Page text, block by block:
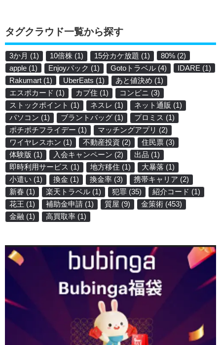
タグクラウド一覧から探す
3か月 (1) 10倍株 (1) 15分カケ放題 (1) 80% (2)
apple (1) Enjoyパック (1) Gotoトラベル (4) IDARE (1)
Rakumart (1) UberEats (1) あと値決め (1)
エスポカード (1) カプ住 (1) コンビニ (3)
ストックポイント (1) ネスレ (1) ネット通販 (1)
パソコン (1) ブラントバッグ (1) プロミス (1)
ポチポチフライデー (1) マッチングアプリ (2)
ワイヤレスホン (1) 不動産投資 (2) 住民票 (3)
体験版 (1) 入会キャンペーン (2) 出品 (1)
即時利用サービス (1) 地方移住 (1) 大暴落 (1)
小遣い (1) 換金 (1) 換金率 (3) 携帯キャリア (2)
新春 (1) 楽天トラベル (1) 犯罪 (35) 紹介コード (1)
花王 (1) 補助金申請 (1) 質屋 (9) 金策術 (453)
金融 (1) 高買取率 (1)